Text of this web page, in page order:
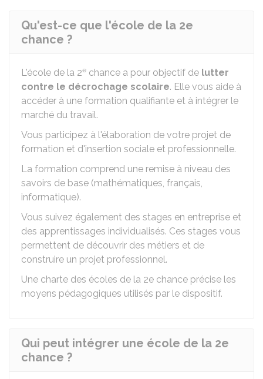
Qu'est-ce que l'école de la 2e
chance ?
L'école de la 2e chance a pour objectif de lutter
contre le décrochage scolaire. Elle vous aide à
accéder à une formation qualifiante et à intégrer le
marché du travail.
Vous participez à l'élaboration de votre projet de
formation et d'insertion sociale et professionnelle.
La formation comprend une remise à niveau des
savoirs de base (mathématiques, français,
informatique).
Vous suivez également des stages en entreprise et
des apprentissages individualisés. Ces stages vous
permettent de découvrir des métiers et de
construire un projet professionnel.
Une charte des écoles de la 2e chance précise les
moyens pédagogiques utilisés par le dispositif.
Qui peut intégrer une école de la 2e
chance ?